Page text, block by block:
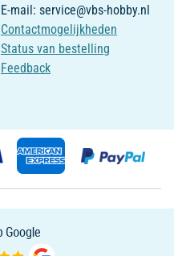
E-mail: service@vbs-hobby.nl
Contactmogelijkheden
Status van bestelling
Feedback